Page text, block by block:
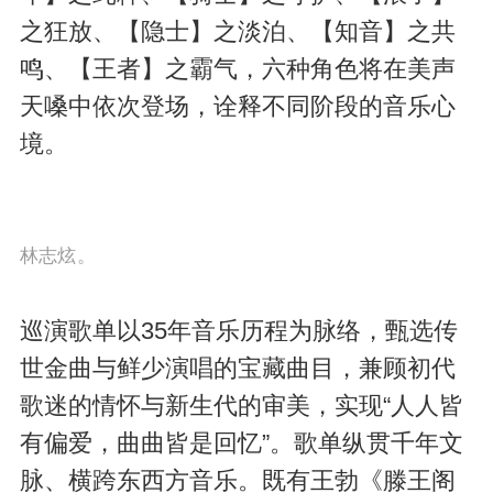
之狂放、【隐士】之淡泊、【知音】之共
鸣、【王者】之霸气，六种角色将在美声
天嗓中依次登场，诠释不同阶段的音乐心
境。
林志炫。
巡演歌单以35年音乐历程为脉络，甄选传
世金曲与鲜少演唱的宝藏曲目，兼顾初代
歌迷的情怀与新生代的审美，实现“人人皆
有偏爱，曲曲皆是回忆”。歌单纵贯千年文
脉、横跨东西方音乐。既有王勃《滕王阁